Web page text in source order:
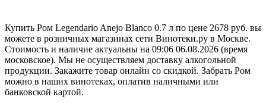
Купить Ром Legendario Anejo Blanco 0.7 л по цене 2678 руб. вы
можете в розничных магазинах сети Винотеки.ру в Москве.
Стоимость и наличие актуальны на 09:06 06.08.2026 (время
московское). Мы не осуществляем доставку алкогольной
продукции. Закажите товар онлайн со скидкой. Забрать Ром
можно в наших винотеках, оплатив наличными или
банковской картой.